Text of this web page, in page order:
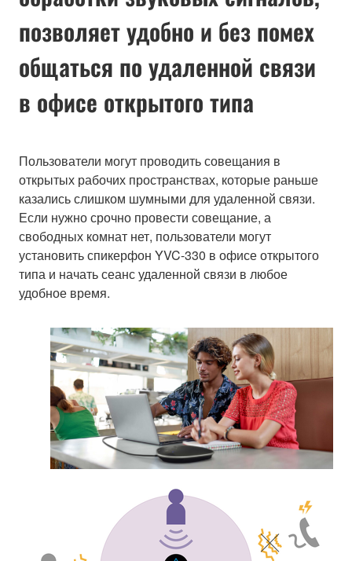
позволяет удобно и без помех
общаться по удаленной связи
в офисе открытого типа
Пользователи могут проводить совещания в
открытых рабочих пространствах, которые раньше
казались слишком шумными для удаленной связи.
Если нужно срочно провести совещание, а
свободных комнат нет, пользователи могут
установить спикерфон YVC-330 в офисе открытого
типа и начать сеанс удаленной связи в любое
удобное время.